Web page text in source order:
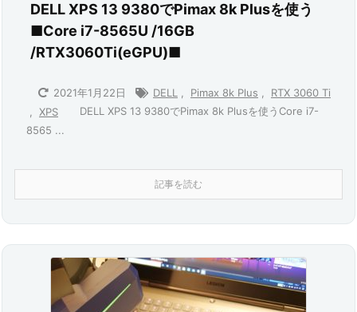
DELL XPS 13 9380でPimax 8k Plusを使う
■Core i7-8565U /16GB
/RTX3060Ti(eGPU)■
2021年1月22日 DELL , Pimax 8k Plus ,
RTX 3060 Ti
, XPS
DELL XPS 13 9380でPimax 8k Plusを使うCore i7-
8565 ...
記事を読む